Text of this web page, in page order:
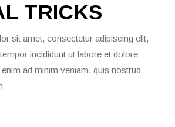
TRICKS
sit amet, consectetur adipiscing elit,
incididunt ut labore et dolore
ad minim veniam, quis nostrud